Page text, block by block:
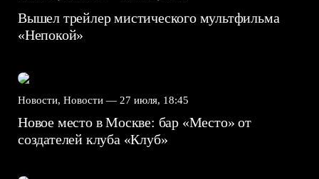
Вышел трейлер мистического мультфильма
«Непокой»
Новости, Новости — 27 июля, 18:45
Новое место в Москве: бар «Место» от
создателей клуба «Клуб»